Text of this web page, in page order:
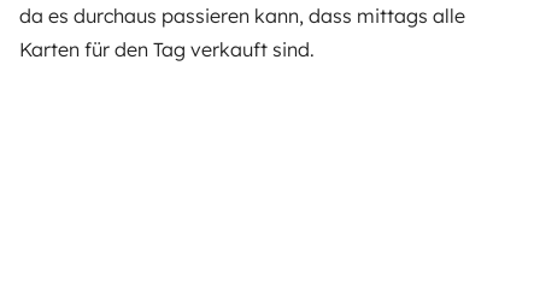
da es durchaus passieren kann, dass mittags alle
Karten für den Tag verkauft sind.